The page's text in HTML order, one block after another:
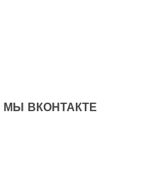
МЫ ВКОНТАКТЕ